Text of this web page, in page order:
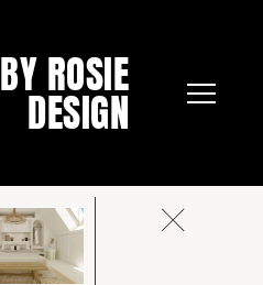
BY ROSIE
DESIGN